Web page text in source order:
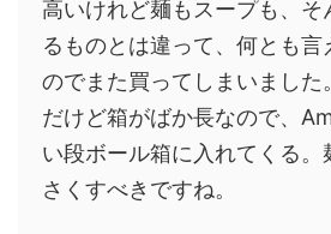
高いけれど麺もスープも、そ
るものとは違って、何とも言
のでまた買ってしまいました。
だけど箱がばか長なので、
い段ボール箱に入れてくる
さくすべきですね。